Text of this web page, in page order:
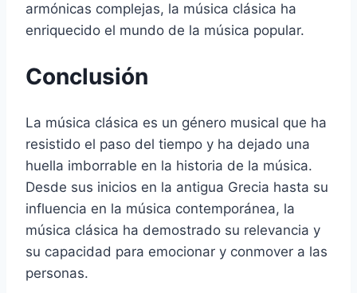
armónicas complejas, la música clásica ha
enriquecido el mundo de la música popular.
Conclusión
La música clásica es un género musical que ha
resistido el paso del tiempo y ha dejado una
huella imborrable en la historia de la música.
Desde sus inicios en la antigua Grecia hasta su
influencia en la música contemporánea, la
música clásica ha demostrado su relevancia y
su capacidad para emocionar y conmover a las
personas.